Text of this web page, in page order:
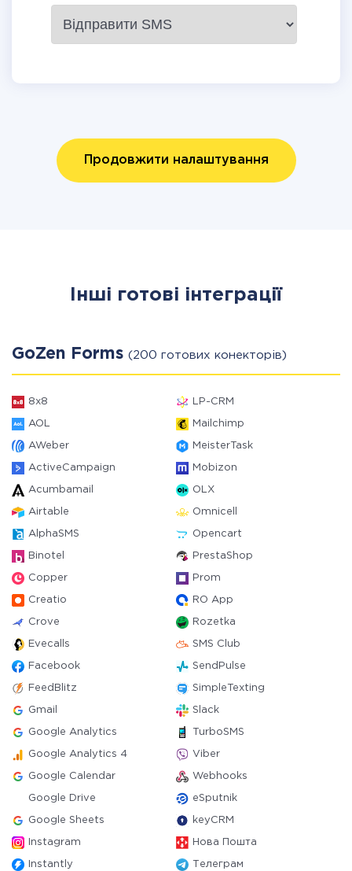
Продовжити налаштування
Інші готові інтеграції
GoZen Forms (200 готових конекторів)
8x8 LP-CRM
AOL Mailchimp
AWeber MeisterTask
ActiveCampaign Mobizon
Acumbamail OLX
Airtable Omnicell
AlphaSMS Opencart
Binotel PrestaShop
Copper Prom
Creatio RO App
Crove Rozetka
Evecalls SMS Club
Facebook SendPulse
FeedBlitz SimpleTexting
Gmail Slack
Google Analytics TurboSMS
Google Analytics 4 Viber
Google Calendar Webhooks
Google Drive eSputnik
Google Sheets keyCRM
Instagram Нова Пошта
Instantly Телеграм